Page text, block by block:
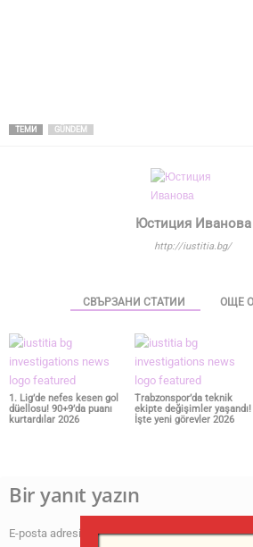
ТЕМИ GÜNDEM
Юстиция Иванова
http://iustitia.bg/
СВЪРЗАНИ СТАТИИ ОЩЕ
1. Lig’de nefes kesen gol
düellosu! 90+9’da puanı
kurtardılar 2026
Trabzonspor’da teknik
ekipte değişimler yaşandı!
İşte yeni görevler 2026
Bir yanıt yazın
E-posta adresiniz yayınlanmayacak. Gerekli